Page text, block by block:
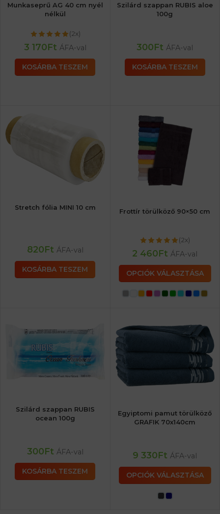
Munkaseprű AG 40 cm nyél
nélkül
(2x)
3 170Ft ÁFA-val
KOSÁRBA TESZEM
Szilárd szappan RUBIS aloe
100g
300Ft ÁFA-val
KOSÁRBA TESZEM
Stretch fólia MINI 10 cm
820Ft ÁFA-val
KOSÁRBA TESZEM
Frottír törülköző 90×50 cm
(2x)
2 460Ft ÁFA-val
OPCIÓK VÁLASZTÁSA
Szilárd szappan RUBIS
ocean 100g
300Ft ÁFA-val
KOSÁRBA TESZEM
Egyiptomi pamut törülköző
GRAFIK 70x140cm
9 330Ft ÁFA-val
OPCIÓK VÁLASZTÁSA